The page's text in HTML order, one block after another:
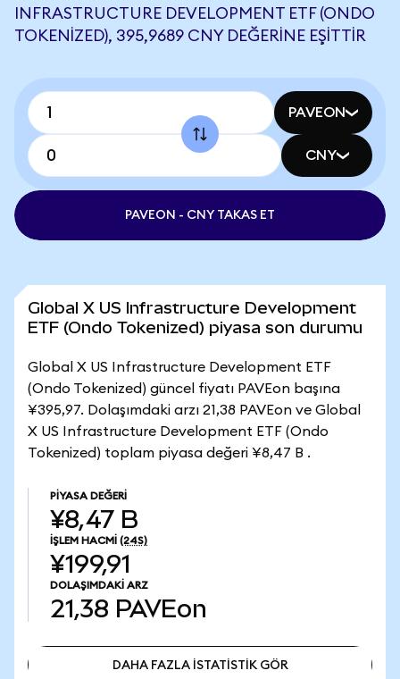
INFRASTRUCTURE DEVELOPMENT ETF (ONDO
TOKENIZED), 395,9689 CNY DEĞERINE EŞITTIR
PAVEON
CNY
PAVEON - CNY TAKAS ET
Global X US Infrastructure Development
ETF (Ondo Tokenized) piyasa son durumu
Global X US Infrastructure Development ETF
(Ondo Tokenized) güncel fiyatı PAVEon başına
¥395,97. Dolaşımdaki arzı 21,38 PAVEon ve Global
X US Infrastructure Development ETF (Ondo
Tokenized) toplam piyasa değeri ¥8,47 B .
PIYASA DEĞERI
¥8,47 B
İŞLEM HACMI (24S)
¥199,91
DOLAŞIMDAKI ARZ
21,38 PAVEon
DAHA FAZLA İSTATİSTİK GÖR